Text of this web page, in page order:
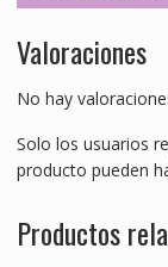
Valoraciones
No hay
Solo los usuarios
producto pueden
Productos